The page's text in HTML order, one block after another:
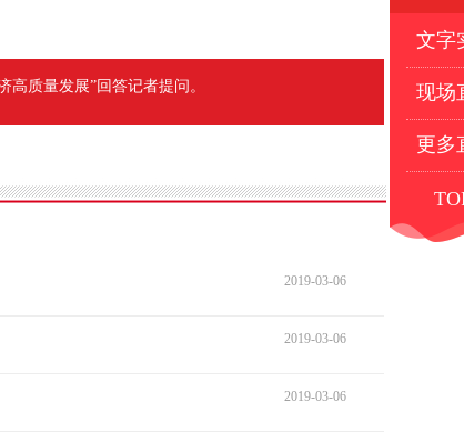
文字
现场
更多
质量发展”回答记者提问。
2019-03-06
2019-03-06
2019-03-06